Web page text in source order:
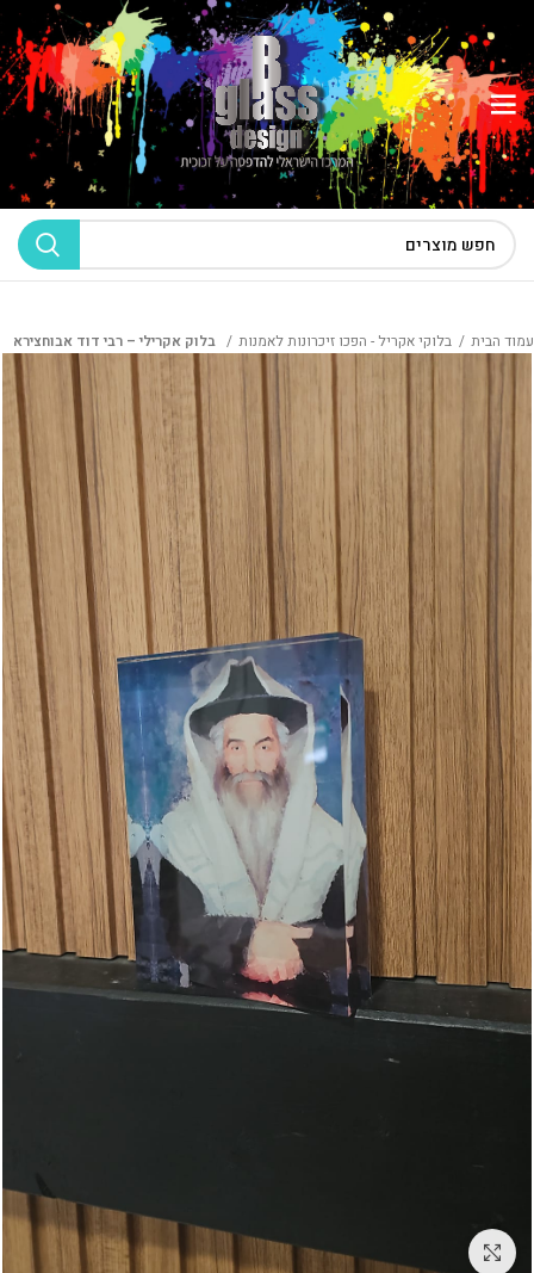
עמוד הבית בלוקי אקריל - הפכו זיכרונות לאמנות בלוק אקרילי – רבי דוד אבוחצירא